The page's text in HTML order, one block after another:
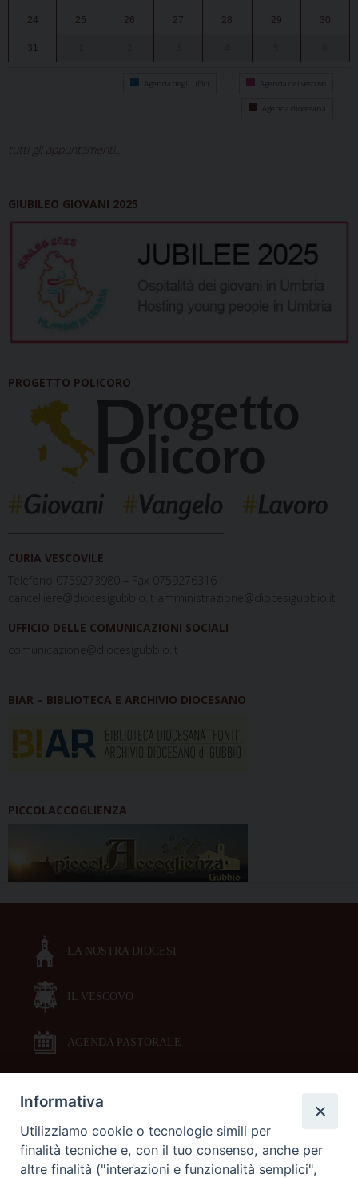
24 25 26 27 28 29 30
31
Agenda degli uffici Agenda del vescovo
Agenda diocesana
tutti gli appuntamenti...
GIUBILEO GIOVANI 2025
PROGETTO POLICORO
CURIA VESCOVILE
Telefono 0759273980 – Fax 0759276316
cancelliere@diocesigubbio.it amministrazione@diocesigubbio.it
UFFICIO DELLE COMUNICAZIONI SOCIALI
comunicazione@diocesigubbio.it
BIAR – BIBLIOTECA E ARCHIVIO DIOCESANO
PICCOLACCOGLIENZA
LA NOSTRA DIOCESI
IL VESCOVO
AGENDA PASTORALE
DOCUMENTI PASTORALI
ORARI MESSE
Informativa
Utilizziamo cookie o tecnologie simili per
finalità tecniche e, con il tuo consenso, anche per
altre finalità ("interazioni e funzionalità semplici",